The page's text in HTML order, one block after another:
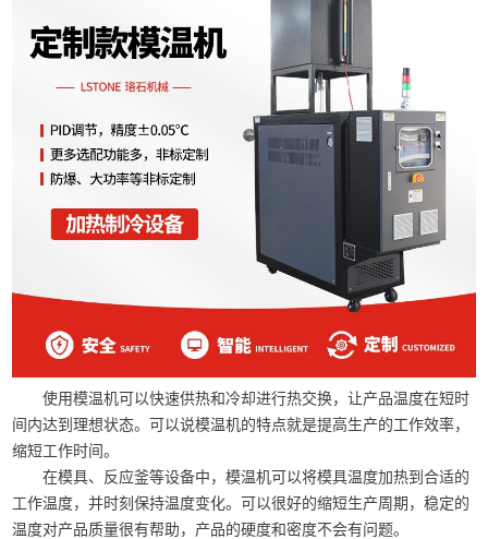
使用模温机可以快速供热和冷却进行热交换，让产品温度在短时
间内达到理想状态。可以说模温机的特点就是提高生产的工作效率，
缩短工作时间。
在模具、反应釜等设备中，模温机可以将模具温度加热到合适的
工作温度，并时刻保持温度变化。可以很好的缩短生产周期，稳定的
温度对产品质量很有帮助，产品的硬度和密度不会有问题。